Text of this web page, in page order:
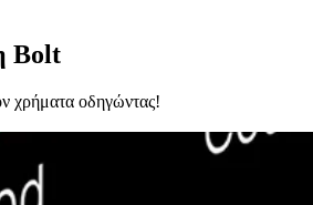
Bolt
χρήματα οδηγώντας!